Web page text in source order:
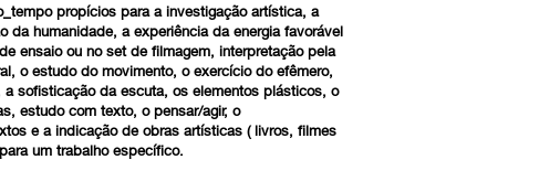
propícios para a investigação artística, a
da humanidade, a experiência da energia favorável
ensaio ou no set de filmagem, interpretação pela
o estudo do movimento, o exercício do efêmero,
a sofisticação da escuta, os elementos plásticos, o
estudo com texto, o pensar/agir, o
e a indicação de obras artísticas ( livros, filmes
um trabalho específico.